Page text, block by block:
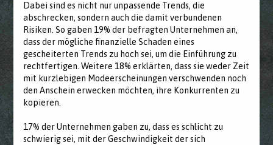
Dabei sind es nicht nur unpassende Trends, die
abschrecken, sondern auch die damit verbundenen
Risiken. So gaben 19% der befragten Unternehmen an,
dass der mögliche finanzielle Schaden eines
gescheiterten Trends zu hoch sei, um die Einführung zu
rechtfertigen. Weitere 18% erklärten, dass sie weder Zeit
mit kurzlebigen Modeerscheinungen verschwenden noch
den Anschein erwecken möchten, ihre Konkurrenten zu
kopieren.
17% der Unternehmen gaben zu, dass es schlicht zu
schwierig sei, mit der Geschwindigkeit der sich